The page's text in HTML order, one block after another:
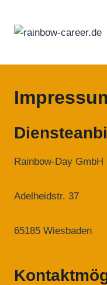
Inhalt
springen
Rainbow-Day GmbH
Adelheidstr. 37
65185 Wiesbaden